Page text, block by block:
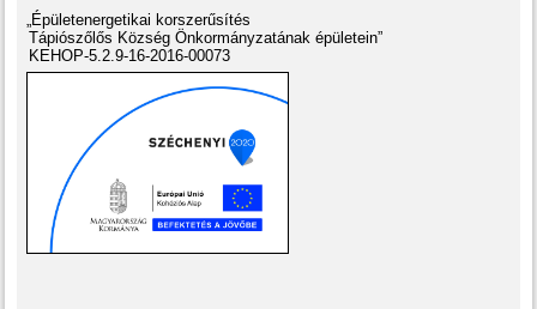
„Épületenergetikai korszerűsítés
Tápiószőlős Község Önkormányzatának épületein”
KEHOP-5.2.9-16-2016-00073